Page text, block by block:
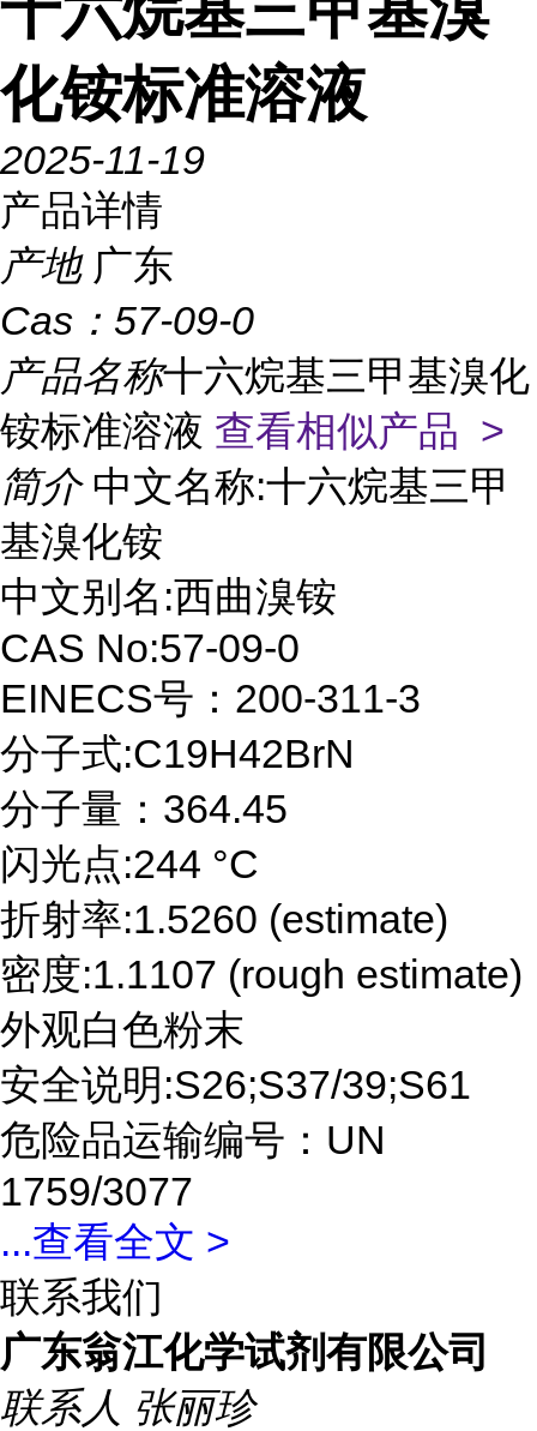
化铵标准溶液
2025-11-19
产品详情
产地 广东
Cas： 57-09-0
产品名称十六烷基三甲基溴化
铵标准溶液 查看相似产品 >
简介 中文名称:十六烷基三甲
基溴化铵
中文别名:西曲溴铵
CAS No:57-09-0
EINECS号：200-311-3
分子式:C19H42BrN
分子量：364.45
闪光点:244 °C
折射率:1.5260 (estimate)
密度:1.1107 (rough estimate)
外观白色粉末
安全说明:S26;S37/39;S61
危险品运输编号：UN
1759/3077
...查看全文 >
联系我们
广东翁江化学试剂有限公司
联系人 张丽珍